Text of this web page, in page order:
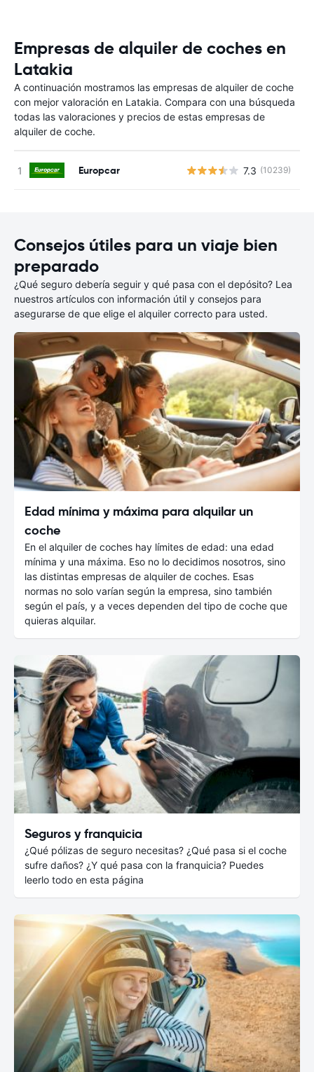
Empresas de alquiler de coches en
Latakia
A continuación mostramos las empresas de alquiler de coche
con mejor valoración en Latakia. Compara con una búsqueda
todas las valoraciones y precios de estas empresas de
alquiler de coche.
Europcar 7.3 (10239)
Consejos útiles para un viaje bien
preparado
¿Qué seguro debería seguir y qué pasa con el depósito? Lea
nuestros artículos con información útil y consejos para
asegurarse de que elige el alquiler correcto para usted.
Edad mínima y máxima para alquilar un
coche
En el alquiler de coches hay límites de edad: una edad
mínima y una máxima. Eso no lo decidimos nosotros, sino
las distintas empresas de alquiler de coches. Esas
normas no solo varían según la empresa, sino también
según el país, y a veces dependen del tipo de coche que
quieras alquilar.
Seguros y franquicia
¿Qué pólizas de seguro necesitas? ¿Qué pasa si el coche
sufre daños? ¿Y qué pasa con la franquicia? Puedes
leerlo todo en esta página